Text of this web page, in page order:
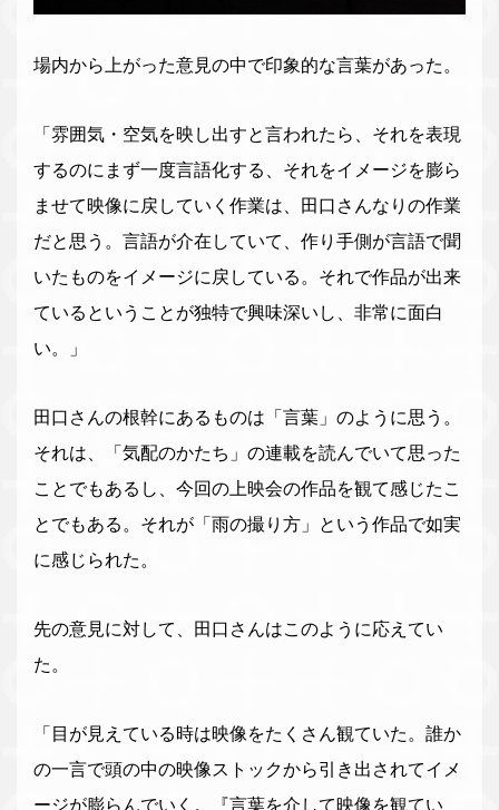
場内から上がった意見の中で印象的な言葉があった。
「雰囲気・空気を映し出すと言われたら、それを表現
するのにまず一度言語化する、それをイメージを膨ら
ませて映像に戻していく作業は、田口さんなりの作業
だと思う。言語が介在していて、作り手側が言語で聞
いたものをイメージに戻している。それで作品が出来
ているということが独特で興味深いし、非常に面白
い。」
田口さんの根幹にあるものは「言葉」のように思う。
それは、「気配のかたち」の連載を読んでいて思った
ことでもあるし、今回の上映会の作品を観て感じたこ
とでもある。それが「雨の撮り方」という作品で如実
に感じられた。
先の意見に対して、田口さんはこのように応えてい
た。
「目が見えている時は映像をたくさん観ていた。誰か
の一言で頭の中の映像ストックから引き出されてイメ
ージが膨らんでいく。『言葉を介して映像を観てい